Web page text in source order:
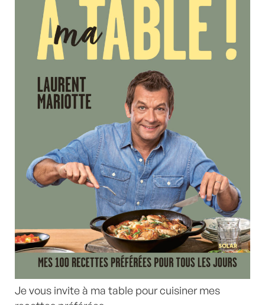
Je vous invite à ma table pour cuisiner mes